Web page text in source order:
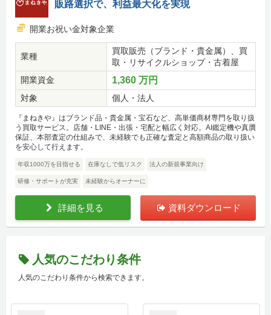
販路選択で、利益最大化を実現
開業お祝い金対象企業
業種
買取販売（ブランド・貴金属）、買
取・リサイクルショップ・古着屋
開業資金
1,360 万円
対象 個人・法人
『まねきや』はブランド品・貴金属・宝石など、高単価商材専門を取り扱
う買取サービス。店舗・LINE・出張・宅配と幅広く対応。AI鑑定機や真贋
保証、本部査定の仕組みで、未経験でも正確な査定と高額商品の取り扱い
を安心して行えます。
年収1000万を目指せる 在庫なしで低リスク 法人の新規事業向け
研修・サポートが充実 未経験からオーナーに
詳細を見る 資料ダウンロード
人気のこだわり条件
人気のこだわり条件から検索できます。